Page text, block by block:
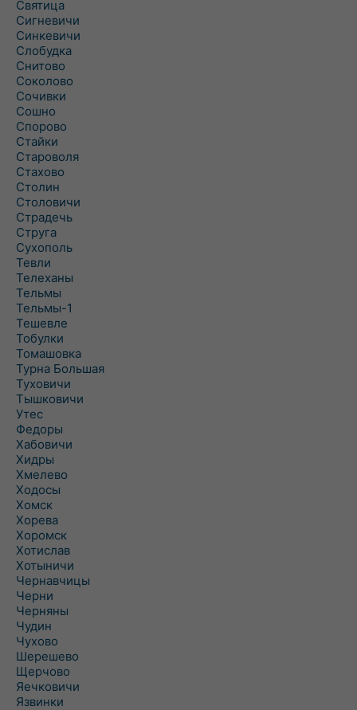
Святица
Сигневичи
Синкевичи
Слобудка
Снитово
Соколово
Сочивки
Сошно
Спорово
Стайки
Староволя
Стахово
Столин
Столовичи
Страдечь
Струга
Сухополь
Тевли
Телеханы
Тельмы
Тельмы-1
Тешевле
Тобулки
Томашовка
Турна Большая
Туховичи
Тышковичи
Утес
Федоры
Хабовичи
Хидры
Хмелево
Ходосы
Хомск
Хорева
Хоромск
Хотислав
Хотыничи
Чернавчицы
Черни
Черняны
Чудин
Чухово
Шерешево
Щерчово
Яечковичи
Язвинки